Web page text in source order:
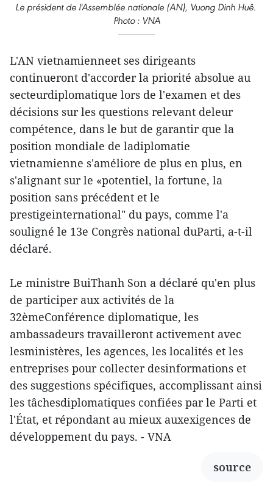
Le président de l'Assemblée nationale (AN), Vuong Dinh Huê.
Photo : VNA
L'AN vietnamienneet ses dirigeants
continueront d'accorder la priorité absolue au
secteurdiplomatique lors de l'examen et des
décisions sur les questions relevant deleur
compétence, dans le but de garantir que la
position mondiale de ladiplomatie
vietnamienne s'améliore de plus en plus, en
s'alignant sur le «potentiel, la fortune, la
position sans précédent et le
prestigeinternational" du pays, comme l'a
souligné le 13e Congrès national duParti, a-t-il
déclaré.
Le ministre BuiThanh Son a déclaré qu'en plus
de participer aux activités de la
32èmeConférence diplomatique, les
ambassadeurs travailleront activement avec
lesministères, les agences, les localités et les
entreprises pour collecter desinformations et
des suggestions spécifiques, accomplissant ainsi
les tâchesdiplomatiques confiées par le Parti et
l'État, et répondant au mieux auxexigences de
développement du pays. - VNA
source